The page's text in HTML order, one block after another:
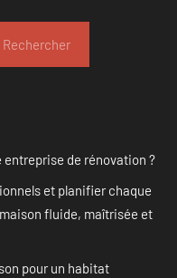
Rechercher
entreprise de rénovation ?
et planifier chaque
fluide, maîtrisée et
pour un habitat